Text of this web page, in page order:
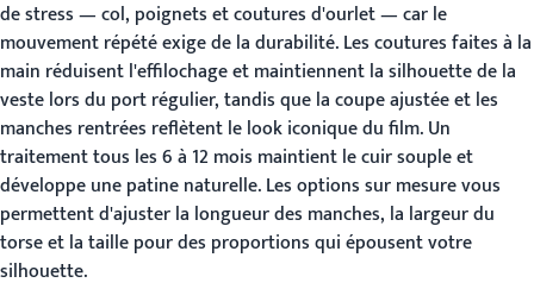
de stress — col, poignets et coutures d'ourlet — car le
mouvement répété exige de la durabilité. Les coutures faites à la
main réduisent l'effilochage et maintiennent la silhouette de la
veste lors du port régulier, tandis que la coupe ajustée et les
manches rentrées reflètent le look iconique du film. Un
traitement tous les 6 à 12 mois maintient le cuir souple et
développe une patine naturelle. Les options sur mesure vous
permettent d'ajuster la longueur des manches, la largeur du
torse et la taille pour des proportions qui épousent votre
silhouette.